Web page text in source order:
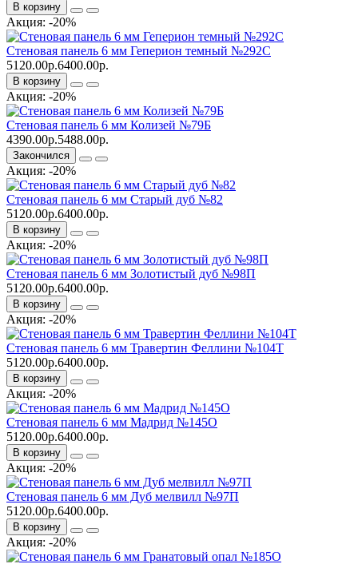
В корзину
Акция: -20%
Стеновая панель 6 мм Геперион темный №292С
5120.00р.6400.00р.
В корзину
Акция: -20%
Стеновая панель 6 мм Колизей №79Б
4390.00р.5488.00р.
Закончился
Акция: -20%
Стеновая панель 6 мм Старый дуб №82
5120.00р.6400.00р.
В корзину
Акция: -20%
Стеновая панель 6 мм Золотистый дуб №98П
5120.00р.6400.00р.
В корзину
Акция: -20%
Стеновая панель 6 мм Травертин Феллини №104Т
5120.00р.6400.00р.
В корзину
Акция: -20%
Стеновая панель 6 мм Мадрид №145О
5120.00р.6400.00р.
В корзину
Акция: -20%
Стеновая панель 6 мм Дуб мелвилл №97П
5120.00р.6400.00р.
В корзину
Акция: -20%